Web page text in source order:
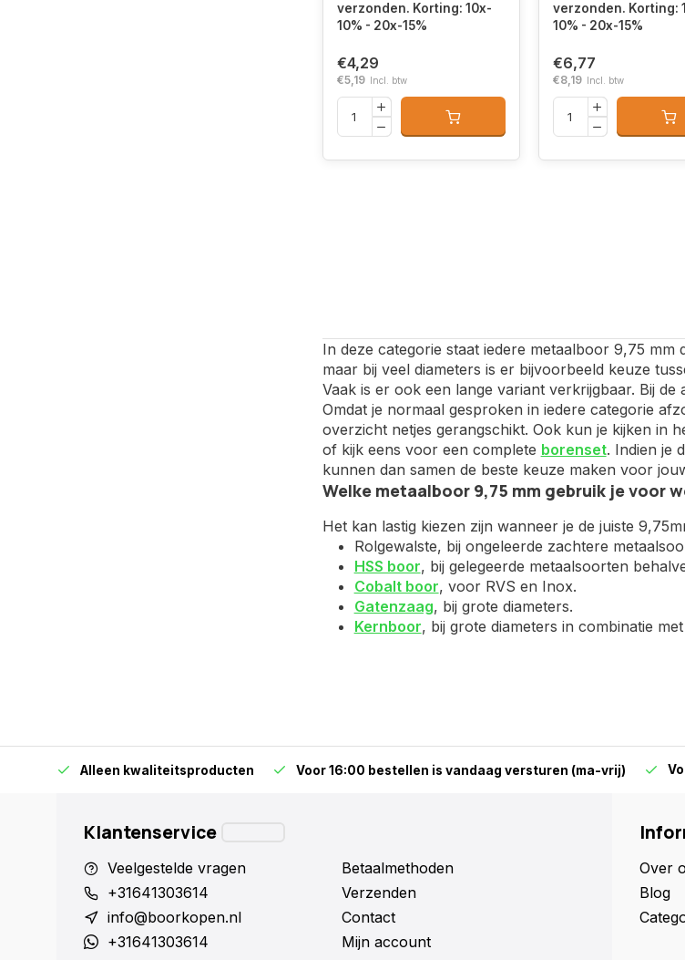
verzonden. Korting: 10x-
10% - 20x-15%
€4,29
€5,19 Incl. btw
verzonden. Korting:
10% - 20x-15%
€6,77
€8,19 Incl. btw
In deze categorie staat iedere metaalboor 9,75
maar bij veel diameters is er bijvoorbeeld keuze
Vaak is er ook een lange variant verkrijgbaar. Bij
Omdat je normaal gesproken in iedere categorie
overzicht netjes gerangschikt. Ook kun je kijken in
of kijk eens voor een complete borenset. Indien je
kunnen dan samen de beste keuze maken voor
Welke metaalboor 9,75 mm gebruik je voor
Het kan lastig kiezen zijn wanneer je de juiste
Rolgewalste, bij ongeleerde zachtere
HSS boor, bij gelegeerde metaalsoorten
Cobalt boor, voor RVS en Inox.
Gatenzaag, bij grote diameters.
Kernboor, bij grote diameters in combinatie
Alleen kwaliteitsproducten Voor 16:00 bestellen is vandaag versturen (ma-vrij)
Klantenservice
Veelgestelde vragen
+31641303614
info@boorkopen.nl
+31641303614
Betaalmethoden
Verzenden
Contact
Mijn account
Over
Blog